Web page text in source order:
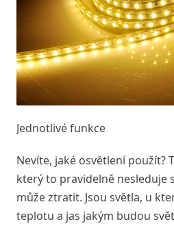
Jednotlivé funkce
Nevíte, jaké osvětlení použít?
který to pravidelně nesleduje
může ztratit. Jsou světla, u
teplotu a jas jakým budou